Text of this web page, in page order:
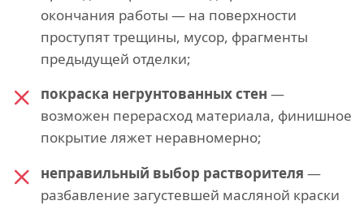
окончания работы — на поверхности
проступят трещины, мусор, фрагменты
предыдущей отделки;
покраска негрунтованных стен —
возможен перерасход материала, финишное
покрытие ляжет неравномерно;
неправильный выбор растворителя —
разбавление загустевшей масляной краски